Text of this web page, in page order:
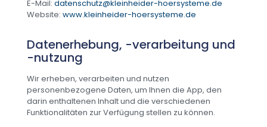
E-Mail: datenschutz@kleinheider-hoersysteme.de
Website: www.kleinheider-hoersysteme.de
Datenerhebung, -verarbeitung und
-nutzung
Wir erheben, verarbeiten und nutzen
personenbezogene Daten, um Ihnen die App, den
darin enthaltenen Inhalt und die verschiedenen
Funktionalitäten zur Verfügung stellen zu können.